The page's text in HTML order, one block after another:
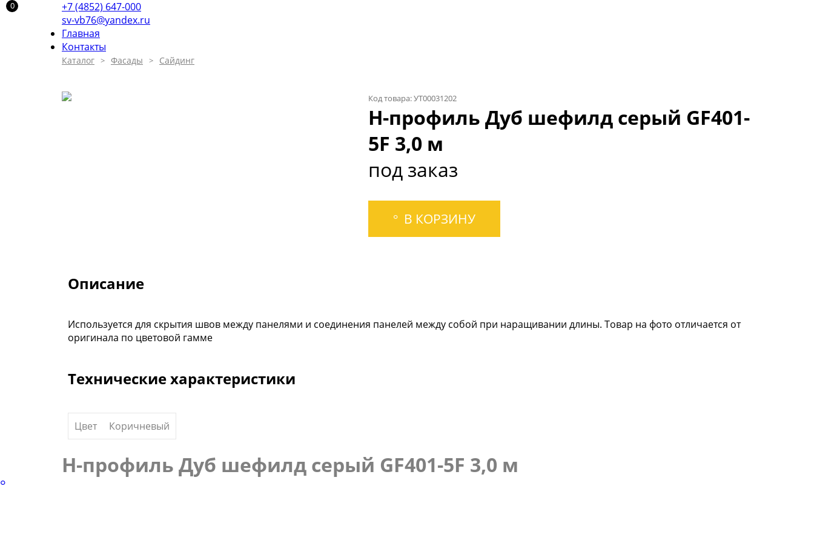
+7 (4852) 647-000
sv-vb76@yandex.ru
Главная
Контакты
Каталог Фасады Сайдинг
Код товара: УТ00031202
Н-профиль Дуб шефилд серый GF401-
5F 3,0 м
под заказ
В КОРЗИНУ
Описание
Используется для скрытия швов между панелями и соединения панелей между собой при наращивании длины. Товар на фото отличается от
оригинала по цветовой гамме
Технические характеристики
Цвет Коричневый
Н-профиль Дуб шефилд серый GF401-5F 3,0 м